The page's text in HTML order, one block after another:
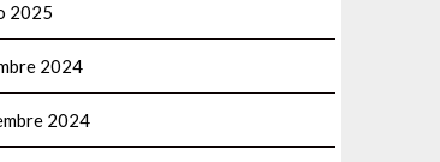
2025
2024
2024